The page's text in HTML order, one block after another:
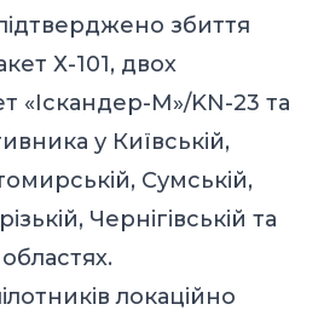
збиття
Х-101, двох
«Іскандер-М»/KN-23 та
у Київській,
Сумській,
Чернігівській та
локаційно